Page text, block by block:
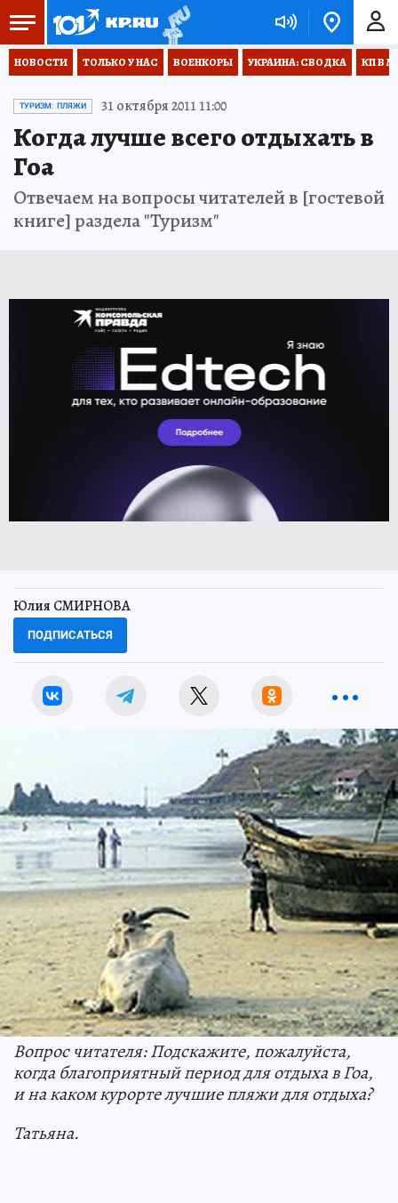
НОВОСТИ ТОЛЬКО У НАС ВОЕНКОРЫ УКРАИНА: СВОДКА КП В
ТУРИЗМ: ПЛЯЖИ 31 октября 2011 11:00
Когда лучше всего отдыхать в
Гоа
Отвечаем на вопросы читателей в [гостевой
книге] раздела "Туризм"
Юлия СМИРНОВА
ПОДПИСАТЬСЯ
Вопрос читателя: Подскажите, пожалуйста,
когда благоприятный период для отдыха в Гоа,
и на каком курорте лучшие пляжи для отдыха?
Татьяна.